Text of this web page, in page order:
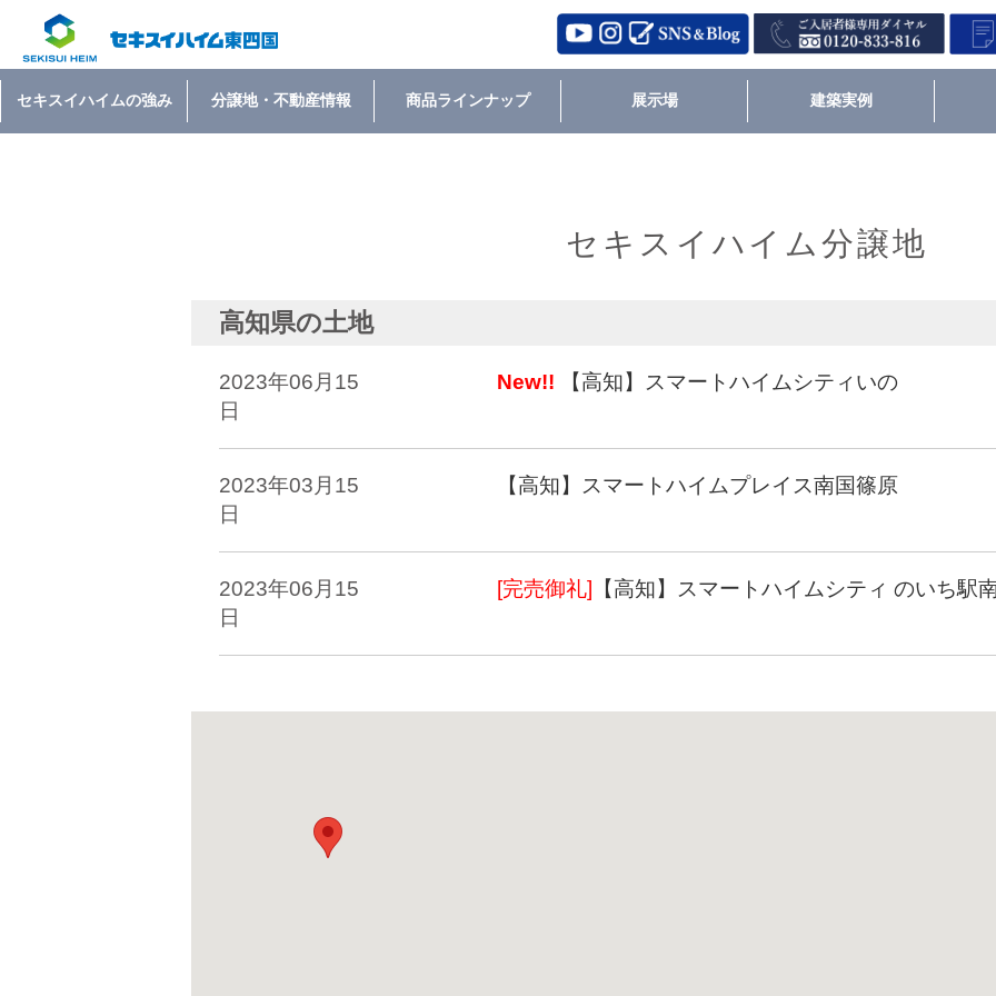
セキスイハイムの強み 分譲地・不動産情報 商品ラインナップ 展示場 建築実例
セキスイハイム分譲地
高知県の土地
2023年06月15
日
New!! 【高知】スマートハイムシティいの
2023年03月15
日
【高知】スマートハイムプレイス南国篠原
2023年06月15
日
[完売御礼] 【高知】スマートハイムシティ のいち駅